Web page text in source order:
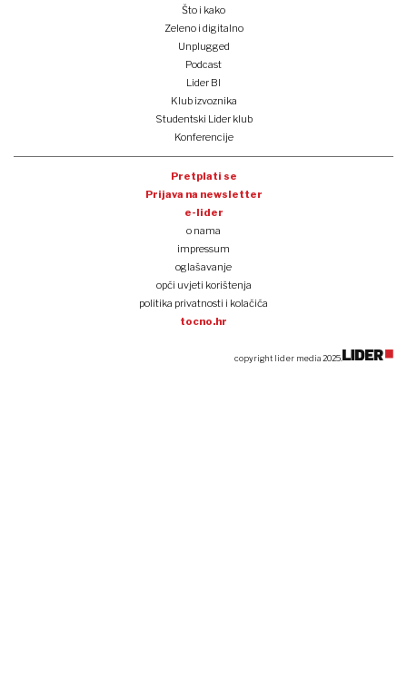
Što i kako
Zeleno i digitalno
Unplugged
Podcast
Lider BI
Klub izvoznika
Studentski Lider klub
Konferencije
Pretplati se
Prijava na newsletter
e-lider
o nama
impressum
oglašavanje
opći uvjeti korištenja
politika privatnosti i kolačića
tocno.hr
copyright lider media 2025.